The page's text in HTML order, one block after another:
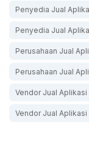
Penyedia Jual
Penyedia Jual
Perusahaan Jual
Perusahaan Jual
Vendor Jual
Vendor Jual